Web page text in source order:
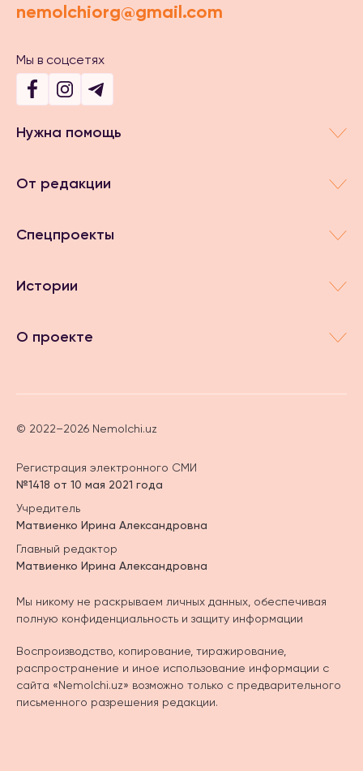
nemolchiorg@gmail.com
Мы в соцсетях
Нужна помощь
От редакции
Спецпроекты
Истории
О проекте
© 2022–2026 Nemolchi.uz
Регистрация электронного СМИ
№1418 от 10 мая 2021 года
Учредитель
Матвиенко Ирина Александровна
Главный редактор
Матвиенко Ирина Александровна
Мы никому не раскрываем личных данных, обеспечивая
полную конфиденциальность и защиту информации
Воспроизводство, копирование, тиражирование,
распространение и иное использование информации с
сайта «Nemolchi.uz» возможно только с предварительного
письменного разрешения редакции.